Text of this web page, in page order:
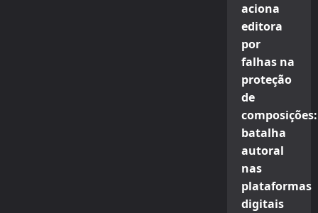
aciona
editora
por
falhas na
proteção
de
composições:
batalha
autoral
nas
plataformas
digitais